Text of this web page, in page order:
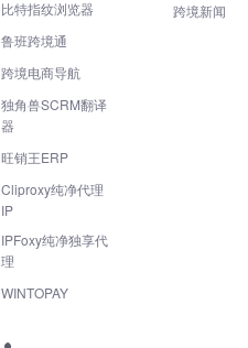
比特指纹浏览器
鲁班跨境通
跨境电商导航
独角兽SCRM翻译
器
旺销王ERP
Cliproxy纯净代理
IP
IPFoxy纯净独享代
理
WINTOPAY
跨境新闻